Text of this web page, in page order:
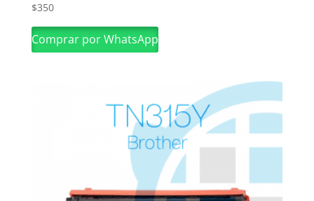
$350
Comprar por WhatsApp